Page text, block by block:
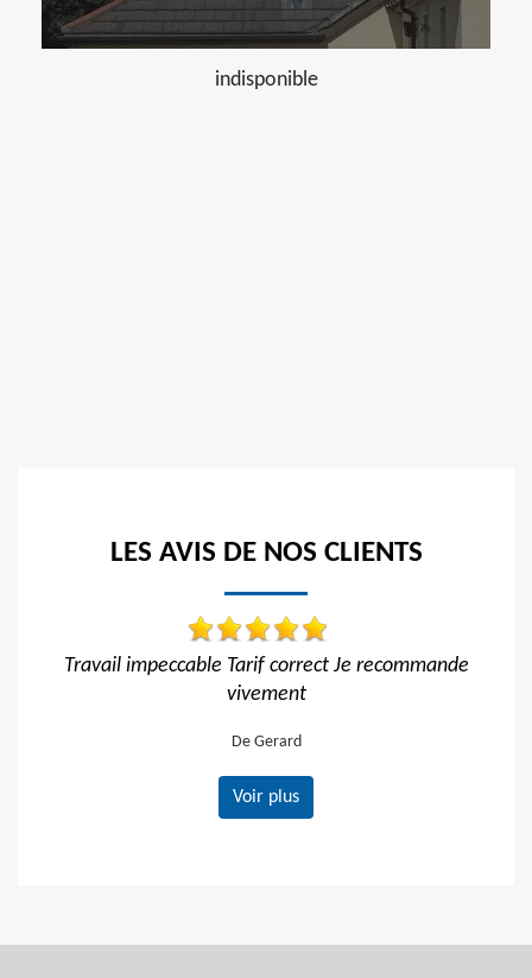
indisponible
LES AVIS DE NOS CLIENTS
Réactif et efficace, je recommande !!
Voir plus